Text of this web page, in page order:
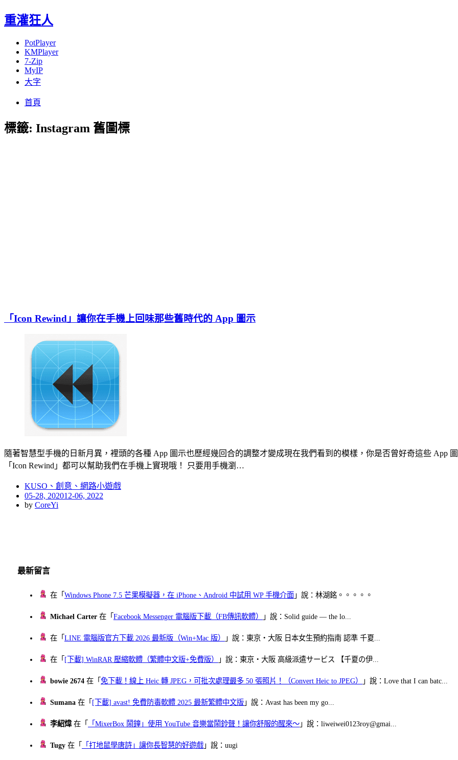
重灌狂人
PotPlayer
KMPlayer
7-Zip
MyIP
大字
首頁
標籤: Instagram 舊圖標
「Icon Rewind」讓你在手機上回味那些舊時代的 App 圖示
隨著智慧型手機的日新月異，裡頭的各種 App 圖示也歷經幾回合的調整才變成現在我們看到的模樣，你是否曾好奇這些 App
「Icon Rewind」都可以幫助我們在手機上實現哦！ 只要用手機瀏…
KUSO、創意、網路小遊戲
Posted
on
05-28, 202012-06, 2022
by CoreYi
最新留言
在「Windows Phone 7.5 芒果模擬器，在 iPhone、Android 中試用 WP 手機介面 」說：林湖銘。。。。。
Michael Carter 在「Facebook Messenger 電腦版下載（FB傳訊軟體） 」說：Solid guide — the lo...
在「LINE 電腦版官方下載 2026 最新版（Win+Mac 版） 」說：東京・大阪 日本女生預約指南 認準 千夏...
在「 [下載] WinRAR 壓縮軟體（繁體中文版+免費版） 」說：東京・大阪 高級派遣サービス 【千夏の伊...
bowie 2674 在「免下載！線上 Heic 轉 JPEG，可批次處理最多 50 張照片！（Convert Heic to JPEG） 」說：Love that I can batc...
Sumana 在「 [下載] avast! 免費防毒軟體 2025 最新繁體中文版 」說：Avast has been my go...
李紹煒在「 「MixerBox 鬧鐘」使用 YouTube 音樂當鬧鈴聲！讓你舒服的醒來～ 」說：liweiwei0123roy@gmai...
Tugy 在「 「打地鼠學唐詩」讓你長智慧的好遊戲 」說：uugi